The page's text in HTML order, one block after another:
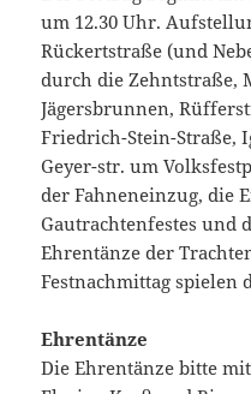
um 12.30 Uhr.
Rückertstraße (und
durch die Zehntstraße,
Jägersbrunnen,
Friedrich-Stein-Straße,
Geyer-str. um
der Fahneneinzug, die
Gautrachtenfestes und
Ehrentänze der
Festnachmittag spielen
Ehrentänze
Die Ehrentänze bitte